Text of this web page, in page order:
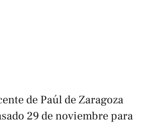
de Paúl de Zaragoza
29 de noviembre para